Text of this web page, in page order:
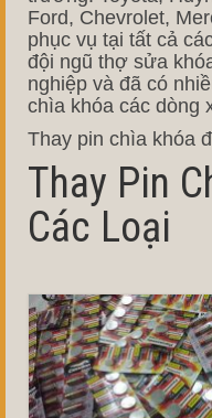
Ford, Chevrolet,
phục vụ tại tất cả
đội ngũ thợ sửa
nghiệp và đã có
chìa khóa các dòng
Thay pin chìa khóa
Thay Pin
Các Loại